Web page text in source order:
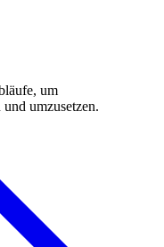
um
umzusetzen.